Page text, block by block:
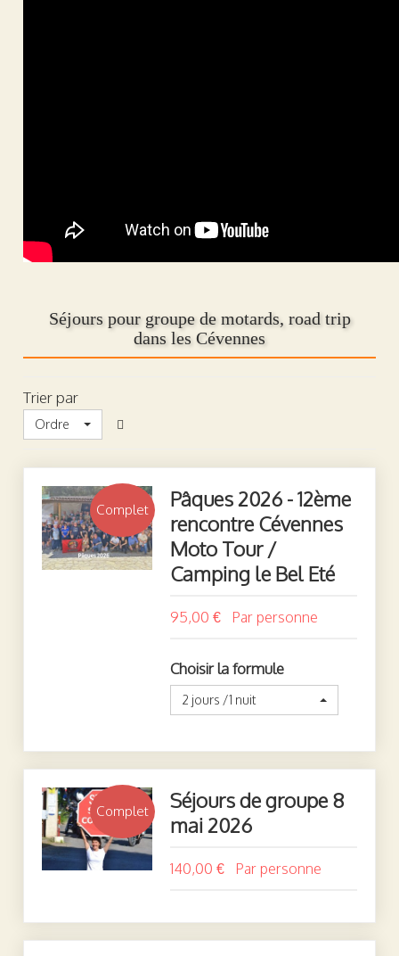
Séjours pour groupe de motards, road trip
dans les Cévennes
Trier par
Ordre
Complet
Pâques 2026 - 12ème
rencontre Cévennes
Moto Tour /
Camping le Bel Eté
95,00 €
Choisir la formule
2 jours /1 nuit
Complet
Séjours de groupe 8
mai 2026
140,00 €